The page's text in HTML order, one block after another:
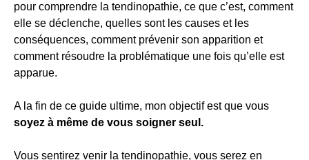
pour comprendre la tendinopathie, ce que c’est, comment
elle se déclenche, quelles sont les causes et les
conséquences, comment prévenir son apparition et
comment résoudre la problématique une fois qu’elle est
apparue.
A la fin de ce guide ultime, mon objectif est que vous
soyez à même de vous soigner seul.
Vous sentirez venir la tendinopathie, vous serez en